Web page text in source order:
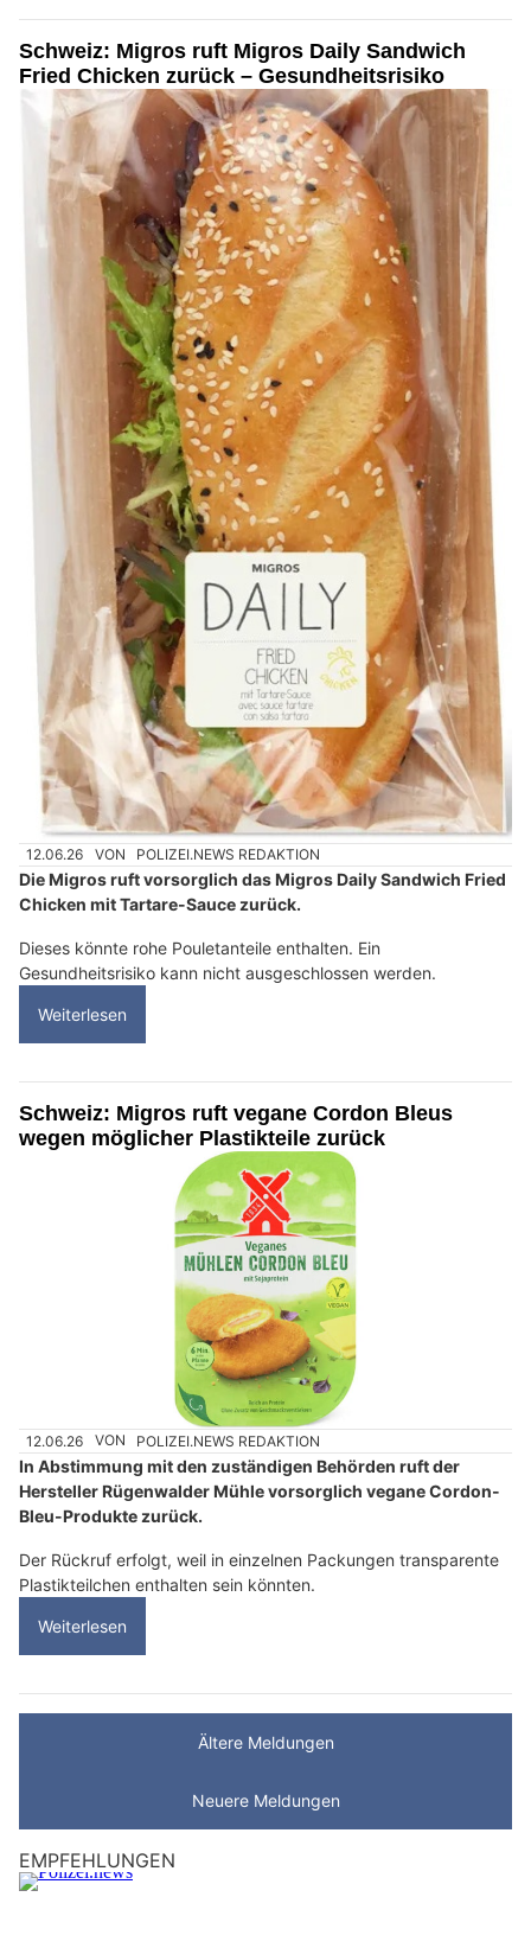
Schweiz: Migros ruft Migros Daily Sandwich
Fried Chicken zurück – Gesundheitsrisiko
12.06.26 VON POLIZEI.NEWS REDAKTION
Die Migros ruft vorsorglich das Migros Daily Sandwich Fried
Chicken mit Tartare-Sauce zurück.
Dieses könnte rohe Pouletanteile enthalten. Ein
Gesundheitsrisiko kann nicht ausgeschlossen werden.
Weiterlesen
Schweiz: Migros ruft vegane Cordon Bleus
wegen möglicher Plastikteile zurück
12.06.26 VON POLIZEI.NEWS REDAKTION
In Abstimmung mit den zuständigen Behörden ruft der
Hersteller Rügenwalder Mühle vorsorglich vegane Cordon-
Bleu-Produkte zurück.
Der Rückruf erfolgt, weil in einzelnen Packungen transparente
Plastikteilchen enthalten sein könnten.
Weiterlesen
Ältere Meldungen
Neuere Meldungen
EMPFEHLUNGEN